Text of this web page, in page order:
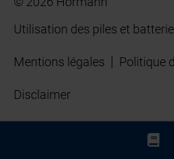
Utilisation des piles et
Mentions légales Politique
Disclaimer